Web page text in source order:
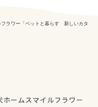
ラワー「ペットと暮らす 新しいカタ
ームスマイルフラワー